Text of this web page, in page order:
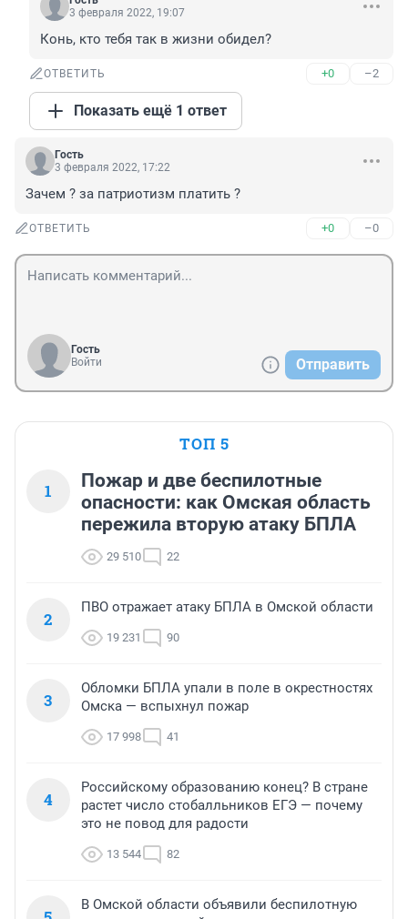
3 февраля 2022, 19:07
Конь, кто тебя так в жизни обидел?
ОТВЕТИТЬ +0 –2
Показать ещё 1 ответ
Гость
3 февраля 2022, 17:22
Зачем ? за патриотизм платить ?
ОТВЕТИТЬ +0 –0
Гость
Войти
Отправить
ТОП 5
1
Пожар и две беспилотные
опасности: как Омская область
пережила вторую атаку БПЛА
29 510 22
2
ПВО отражает атаку БПЛА в Омской области
19 231 90
3
Обломки БПЛА упали в поле в окрестностях
Омска — вспыхнул пожар
17 998 41
4
Российскому образованию конец? В стране
растет число стобалльников ЕГЭ — почему
это не повод для радости
13 544 82
В Омской области объявили беспилотную